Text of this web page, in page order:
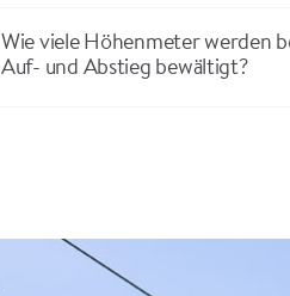
Wie viele Höhenmeter werden
Auf- und Abstieg bewältigt?